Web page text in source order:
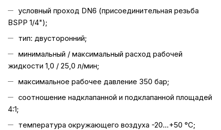
условный проход DN6 (присоединительная резьба
BSPP 1/4");
тип: двусторонний;
минимальный / максимальный расход рабочей
жидкости 1,0 / 25,0 л/мин;
максимальное рабочее давление 350 бар;
соотношение надклапанной и подклапанной площадей
4:1;
температура окружающего воздуха -20...+50 °C;